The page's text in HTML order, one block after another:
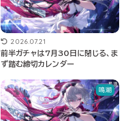
2026.07.21
前半ガチャは7月30日に閉じる、ま
ず踏む締切カレンダー
鳴潮